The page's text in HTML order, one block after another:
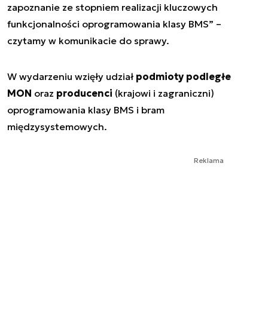
zapoznanie ze stopniem realizacji kluczowych
funkcjonalności oprogramowania klasy BMS” –
czytamy w komunikacie do sprawy.
W wydarzeniu wzięły udział podmioty podległe
MON oraz producenci (krajowi i zagraniczni)
oprogramowania klasy BMS i bram
międzysystemowych.
Reklama